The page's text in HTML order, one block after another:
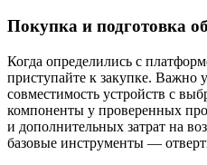
Покупка и подготовка
Когда определились с
приступайте к закупке. Важно
совместимость устройств с
компоненты у проверенных
и дополнительных затрат на
базовые инструменты —